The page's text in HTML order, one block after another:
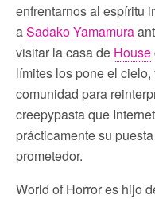
enfrentarnos al espíritu
aSadako Yamamura
visitar la casa de House
límites los pone el
comunidad para
creepypasta que
prácticamente su
prometedor.
World of Horror es hijo